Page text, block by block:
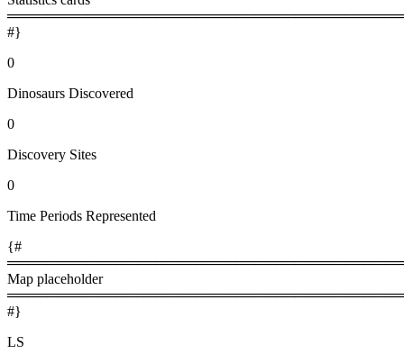
#}
0
Dinosaurs Discovered
0
Discovery Sites
0
Time Periods Represented
{#
Map placeholder
#}
LS